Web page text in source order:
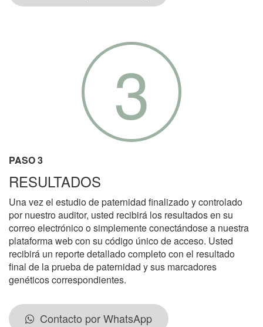
3
PASO 3
RESULTADOS
Una vez el estudio de paternidad finalizado y controlado
por nuestro auditor, usted recibirá los resultados en su
correo electrónico o simplemente conectándose a nuestra
plataforma web con su código único de acceso. Usted
recibirá un reporte detallado completo con el resultado
final de la prueba de paternidad y sus marcadores
genéticos correspondientes.
Contacto por WhatsApp